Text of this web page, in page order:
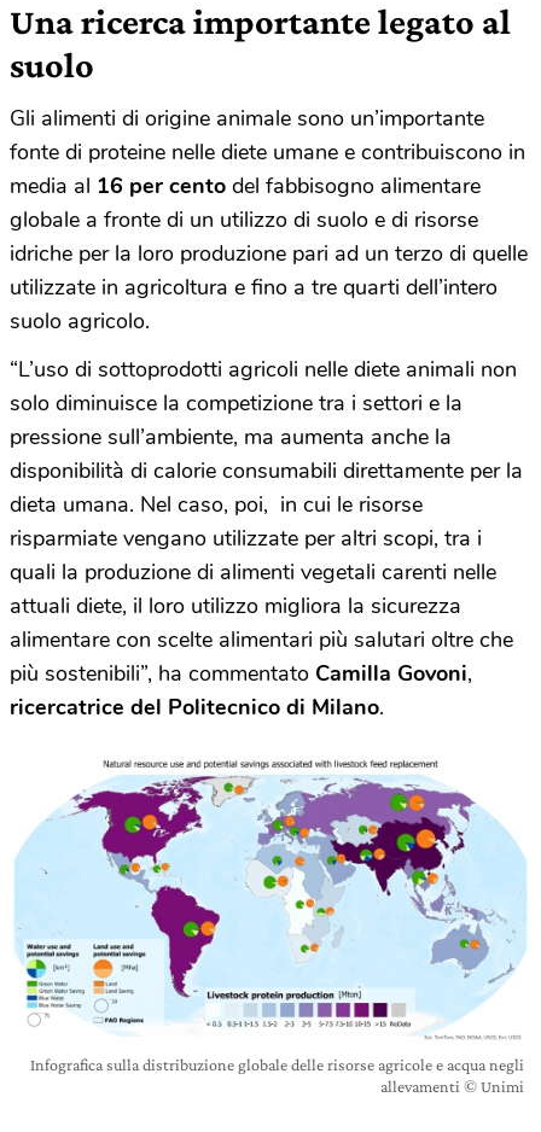
Una ricerca importante legato al
suolo
Gli alimenti di origine animale sono un’importante
fonte di proteine nelle diete umane e contribuiscono in
media al 16 per cento del fabbisogno alimentare
globale a fronte di un utilizzo di suolo e di risorse
idriche per la loro produzione pari ad un terzo di quelle
utilizzate in agricoltura e fino a tre quarti dell’intero
suolo agricolo.
“L’uso di sottoprodotti agricoli nelle diete animali non
solo diminuisce la competizione tra i settori e la
pressione sull’ambiente, ma aumenta anche la
disponibilità di calorie consumabili direttamente per la
dieta umana. Nel caso, poi, in cui le risorse
risparmiate vengano utilizzate per altri scopi, tra i
quali la produzione di alimenti vegetali carenti nelle
attuali diete, il loro utilizzo migliora la sicurezza
alimentare con scelte alimentari più salutari oltre che
più sostenibili”, ha commentato Camilla Govoni,
ricercatrice del Politecnico di Milano.
Infografica sulla distribuzione globale delle risorse agricole e acqua negli
allevamenti © Unimi